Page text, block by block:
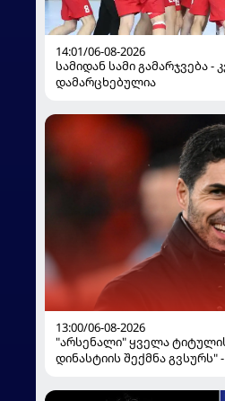
14:01/06-08-2026
სამიდან სამი გამარჯვება -
დამარცხებულია
13:00/06-08-2026
"არსენალი" ყველა
დინასტიის შექმნა გვსურს"